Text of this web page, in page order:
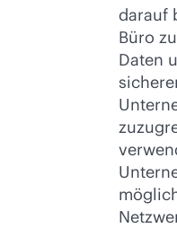
darauf
Büro
Daten